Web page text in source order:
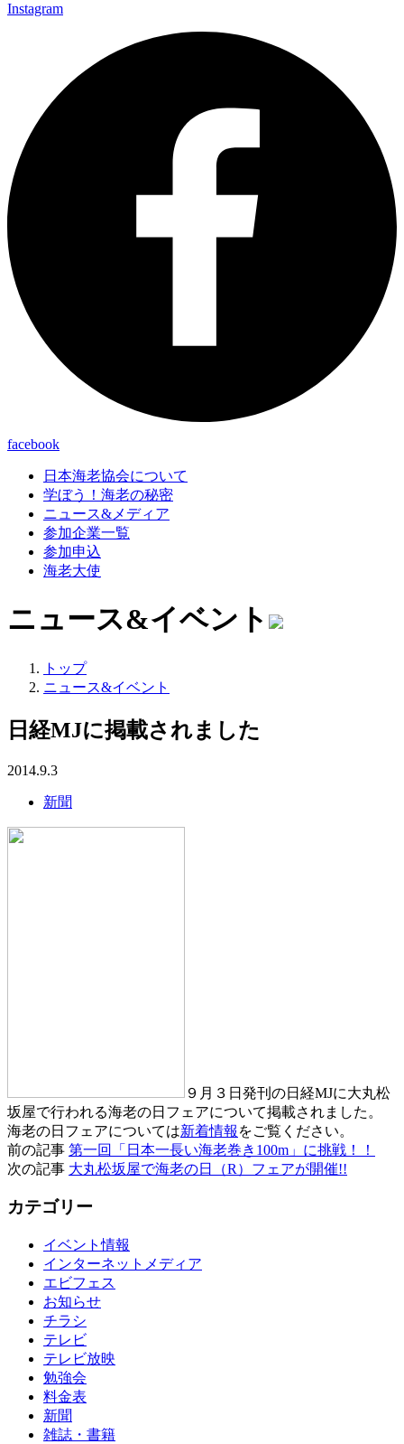
Instagram
facebook
日本海老協会について
学ぼう！海老の秘密
ニュース&メディア
参加企業一覧
参加申込
海老大使
ニュース&イベント
トップ
ニュース&イベント
日経MJに掲載されました
2014.9.3
新聞
９月３日発刊の日経MJに大丸松
坂屋で行われる海老の日フェアについて掲載されました。
海老の日フェアについては新着情報 をご覧ください。
前の記事 第一回「日本一長い海老巻き100m」に挑戦！！
次の記事 大丸松坂屋で海老の日（R）フェアが開催!!
カテゴリー
イベント情報
インターネットメディア
エビフェス
お知らせ
チラシ
テレビ
テレビ放映
勉強会
料金表
新聞
雑誌・書籍